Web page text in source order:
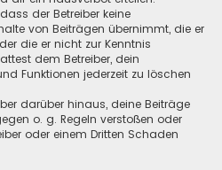
der Betreiber keine
von Beiträgen übernimmt, die er
die er nicht zur Kenntnis
dem Betreiber, dein
Funktionen jederzeit zu löschen
darüber hinaus, deine Beiträge
o. g. Regeln verstoßen oder
oder einem Dritten Schaden